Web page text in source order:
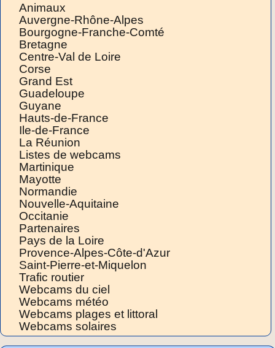
Animaux
Auvergne-Rhône-Alpes
Bourgogne-Franche-Comté
Bretagne
Centre-Val de Loire
Corse
Grand Est
Guadeloupe
Guyane
Hauts-de-France
Ile-de-France
La Réunion
Listes de webcams
Martinique
Mayotte
Normandie
Nouvelle-Aquitaine
Occitanie
Partenaires
Pays de la Loire
Provence-Alpes-Côte-d'Azur
Saint-Pierre-et-Miquelon
Trafic routier
Webcams du ciel
Webcams météo
Webcams plages et littoral
Webcams solaires